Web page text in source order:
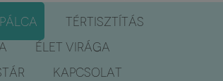
TÉRTISZTÍTÁS
ÉLET VIRÁGA
KAPCSOLAT